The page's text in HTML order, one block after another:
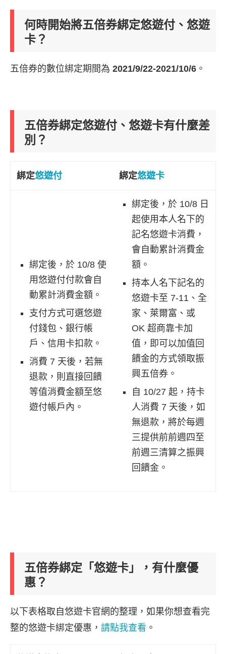
何時開始將五倍券綁定悠遊付、悠遊
卡？
五倍券的數位綁定期間為 2021/9/22-2021/10/6 。
五倍券綁定悠遊付、悠遊卡有什麼差
別？
綁定悠遊付 綁定悠遊卡
綁定後，於 10/8 使
用悠遊付付款會自
動累計消費金額。
支付方式可選悠遊
付錢包、銀行帳
戶、信用卡扣款。
消費 7 天後，若無
退款，則直接回饋
等值消費金額至悠
遊付帳戶內。
綁定後，於 10/8 日
起使用本人名下的
記名悠遊卡消費，
會自動累計消費金
額。
持本人名下記名的
悠遊卡至 7-11、全
家、萊爾富、或
OK 超商靠卡加
值，即可以加值回
饋金的方式領取振
興五倍券。
自 10/27 起，持卡
人消費 7 天後，如
無退款，將於每週
三提供前前週四至
前週三清算之振興
回饋金。
五倍券綁定「悠遊卡」，有什麼優
惠？
以下表格取自悠遊卡官網的整理，如果你想查看完
整的悠遊卡綁定優惠， 請點我查看 。